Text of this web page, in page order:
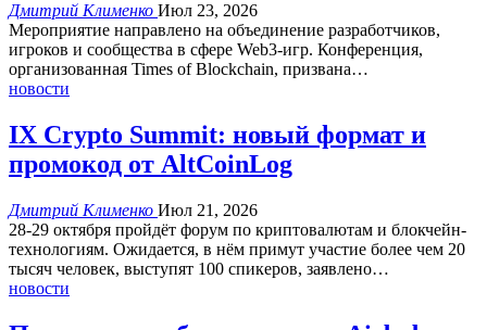
Дмитрий Клименко Июл 23, 2026
Мероприятие направлено на объединение разработчиков,
игроков и сообщества в сфере Web3-игр. Конференция,
организованная Times of Blockchain, призвана…
новости
IX Crypto Summit: новый формат и
промокод от AltCoinLog
Дмитрий Клименко Июл 21, 2026
28-29 октября пройдёт форум по криптовалютам и блокчейн-
технологиям. Ожидается, в нём примут участие более чем 20
тысяч человек, выступят 100 спикеров, заявлено…
новости